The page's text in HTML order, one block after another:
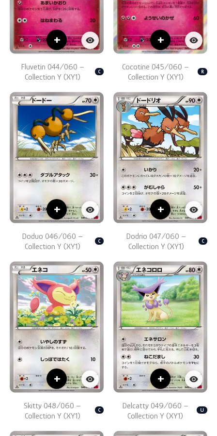
+
Fluvetin 044/060 –
Collection Y (XY1)
C
+
Cocotine 045/060 –
Collection Y (XY1)
R
+
Doduo 046/060 –
Collection Y (XY1)
C
+
Dodrio 047/060 –
Collection Y (XY1)
C
+
Skitty 048/060 –
Collection Y (XY1)
C
+
Delcatty 049/060 –
Collection Y (XY1)
U